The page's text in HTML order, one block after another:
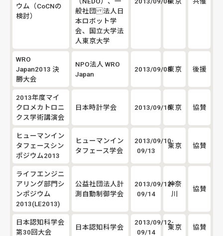
ウム（CoCNの
検討）
般社団 法人日
本ロボット学
会、国立大学法
人東京大学
WRO
Japan2013 決
勝大会
NPO法人 WRO
Japan
2013/09/08東京 後援
2013年度マイ
クロメカトロニ
クス学術講演会
日本時計学会 2013/09/10東京 協賛
ヒューマンイン
タフェースシン
ポジウム2013
ヒューマンイン
タフェース学会
2013/09/10-
09/13
東京 協賛
ライフエンジニ
アリング部門シ
ンポジウム
2013(LE2013)
公益社団法人計
測自動制御学会
2013/09/12-
09/14
神奈
川
協賛
日本認知科学会
第30回大会
日本認知科学会
2013/09/12-
09/14
東京 協賛